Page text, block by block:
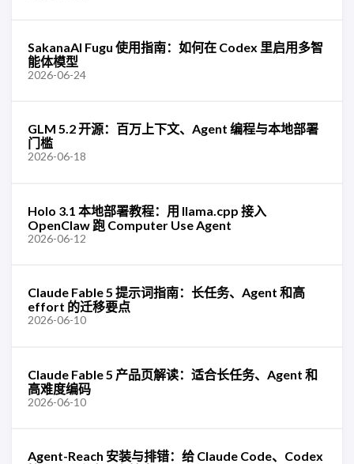
SakanaAI Fugu 使用指南：如何在 Codex 里启用多智
能体模型
2026-06-24
GLM 5.2 开源：百万上下文、Agent 编程与本地部署
门槛
2026-06-18
Holo 3.1 本地部署教程：用 llama.cpp 接入
OpenClaw 跑 Computer Use Agent
2026-06-12
Claude Fable 5 提示词指南：长任务、Agent 和高
effort 的迁移要点
2026-06-10
Claude Fable 5 产品页解读：适合长任务、Agent 和
高难度编码
2026-06-10
Agent-Reach 安装与排错：给 Claude Code、Codex